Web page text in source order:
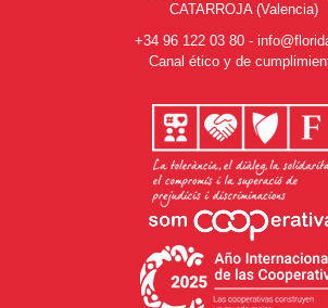
CATARROJA (Valencia)
+34 96 122 03 80 -
Canal ético y de